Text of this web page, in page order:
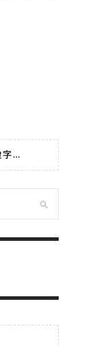
字…